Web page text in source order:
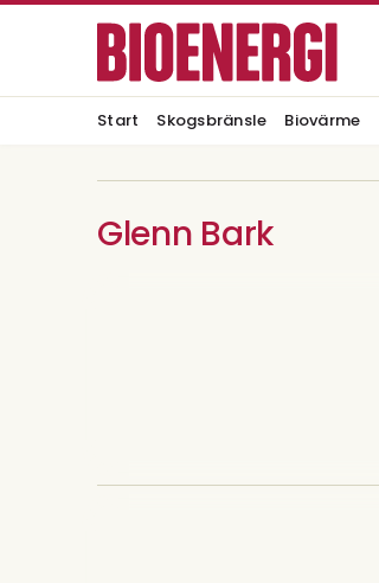
Start Skogsbränsle Biovärme
Glenn Bark